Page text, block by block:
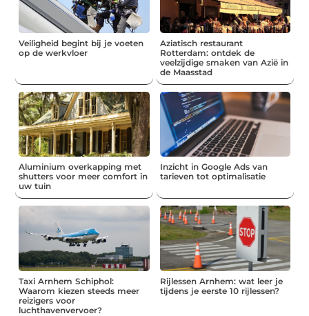
Veiligheid begint bij je voeten
op de werkvloer
Aziatisch restaurant
Rotterdam: ontdek de
veelzijdige smaken van Azië in
de Maasstad
Aluminium overkapping met
shutters voor meer comfort in
uw tuin
Inzicht in Google Ads van
tarieven tot optimalisatie
Taxi Arnhem Schiphol:
Waarom kiezen steeds meer
reizigers voor
luchthavenvervoer?
Rijlessen Arnhem: wat leer je
tijdens je eerste 10 rijlessen?